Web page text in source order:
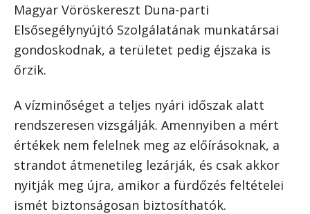
Magyar Vöröskereszt Duna-parti
Elsősegélynyújtó Szolgálatának munkatársai
gondoskodnak, a területet pedig éjszaka is
őrzik.
A vízminőséget a teljes nyári időszak alatt
rendszeresen vizsgálják. Amennyiben a mért
értékek nem felelnek meg az előírásoknak, a
strandot átmenetileg lezárják, és csak akkor
nyitják meg újra, amikor a fürdőzés feltételei
ismét biztonságosan biztosíthatók.